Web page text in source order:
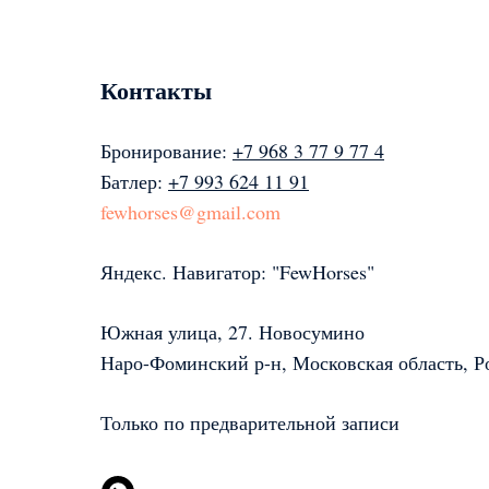
Контакты
Бронирование: +7 968 3 77 9 77 4
Батлер: +7 993 624 11 91
fewhorses@gmail.com
Яндекс. Навигатор: "FewHorses"
Южная улица, 27. Новосумино
Наро-Фоминский р-н, Московская область,
Только по предварительной записи